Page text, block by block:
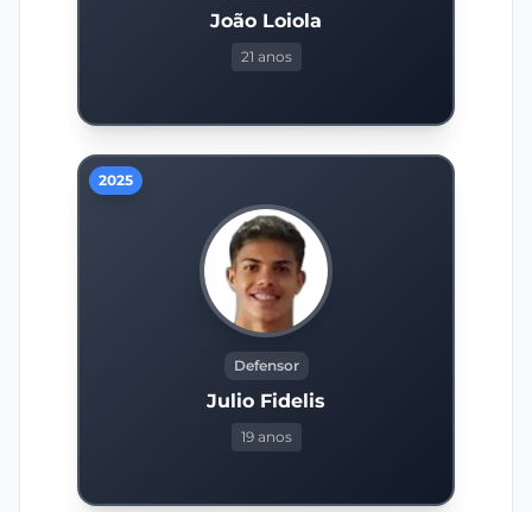
João Loiola
21 anos
2025
Defensor
Julio Fidelis
19 anos